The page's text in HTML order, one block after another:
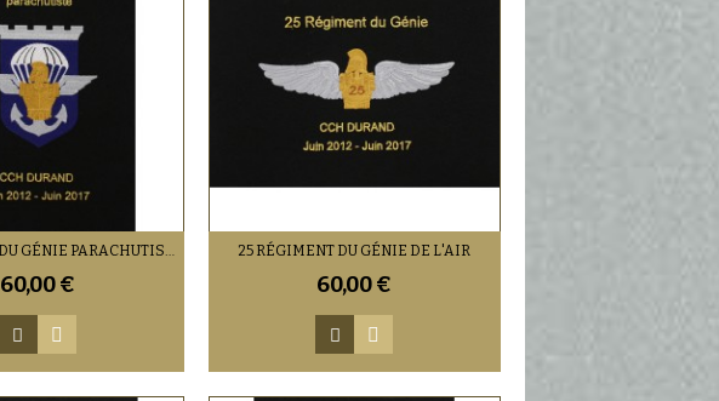
17 RÉGIMENT DU GÉNIE PARACHUTISTE
60,00 €
25 RÉGIMENT DU GÉNIE DE L'AIR
60,00 €